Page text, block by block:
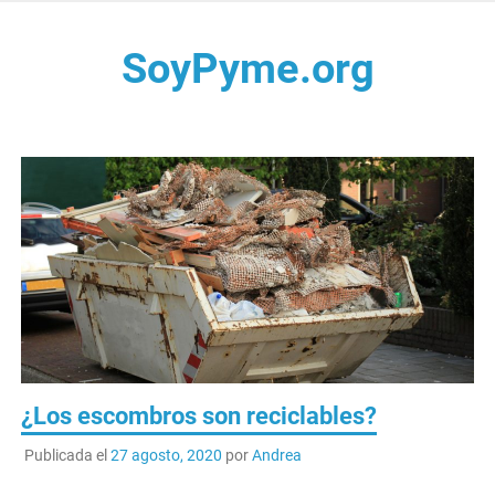
SoyPyme.org
¿Los escombros son reciclables?
Publicada el 27 agosto, 2020 porAndrea